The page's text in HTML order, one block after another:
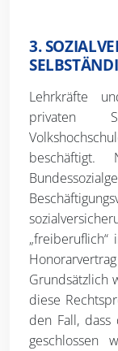
3.
Lehrkräfte
privaten
beschäftigt.
Grundsätzlich
diese
den Fall,
geschlossen